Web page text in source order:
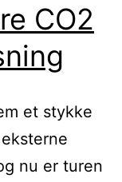
CO2
et stykke
nu er turen